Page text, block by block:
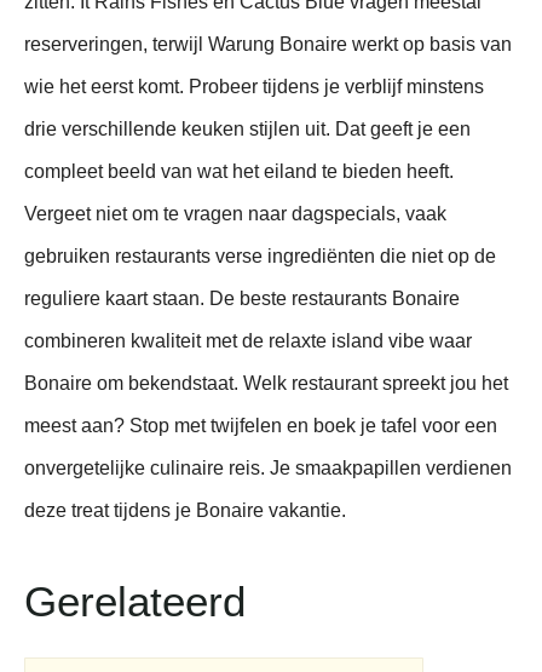
reserveringen, terwijl Warung Bonaire werkt op basis van
wie het eerst komt. Probeer tijdens je verblijf minstens
drie verschillende keuken stijlen uit. Dat geeft je een
compleet beeld van wat het eiland te bieden heeft.
Vergeet niet om te vragen naar dagspecials, vaak
gebruiken restaurants verse ingrediënten die niet op de
reguliere kaart staan. De beste restaurants Bonaire
combineren kwaliteit met de relaxte island vibe waar
Bonaire om bekendstaat. Welk restaurant spreekt jou het
meest aan? Stop met twijfelen en boek je tafel voor een
onvergetelijke culinaire reis. Je smaakpapillen verdienen
deze treat tijdens je Bonaire vakantie.
Gerelateerd